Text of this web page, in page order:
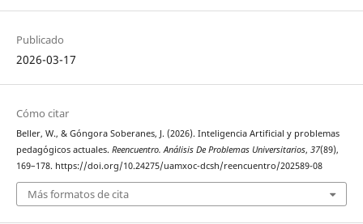
Publicado
2026-03-17
Cómo citar
Beller, W., & Góngora Soberanes, J. (2026). Inteligencia Artificial y problemas
pedagógicos actuales. Reencuentro. Análisis De Problemas Universitarios, 37(89),
169–178. https://doi.org/10.24275/uamxoc-dcsh/reencuentro/202589-08
Más formatos de cita